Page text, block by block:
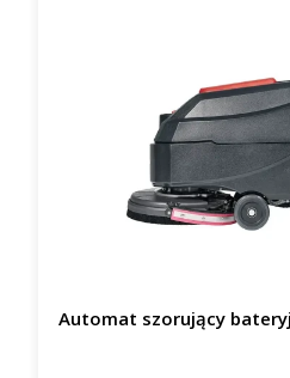
Automat szorujący